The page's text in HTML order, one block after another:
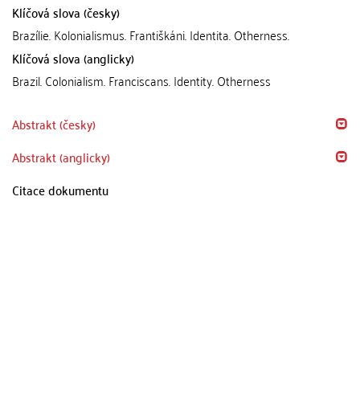
Klíčová slova (česky)
Brazílie. Kolonialismus. Františkáni. Identita. Otherness.
Klíčová slova (anglicky)
Brazil. Colonialism. Franciscans. Identity. Otherness
Abstrakt (česky)
Abstrakt (anglicky)
Citace dokumentu